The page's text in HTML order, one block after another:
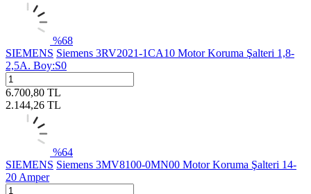
%68
SIEMENS Siemens 3RV2021-1CA10 Motor Koruma Şalteri 1,8-
2,5A. Boy:S0
6.700,80 TL
2.144,26 TL
%64
SIEMENS Siemens 3MV8100-0MN00 Motor Koruma Şalteri 14-
20 Amper